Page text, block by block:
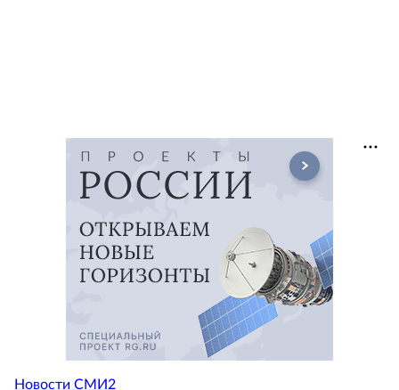
Новости СМИ2